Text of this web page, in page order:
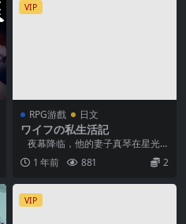
VIP
RPG游戲 日文
ワイフの私生活記
夜幕降临，他的妻子真琴在星光
下迟迟回家。 她的眼神温柔地藏着
一个令人心动的...
1 年前 881 2
VIP